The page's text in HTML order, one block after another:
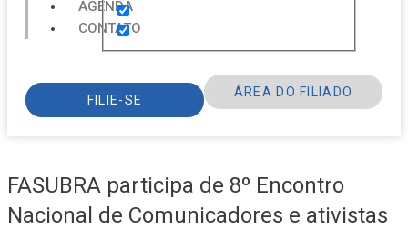
AGENDA
CONTATO
FILIE-SE
ÁREA DO FILIADO
FASUBRA participa de 8º Encontro
Nacional de Comunicadores e ativistas